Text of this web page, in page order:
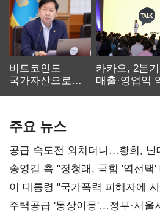
비트코인도
국가자산으로…'
카카오, 2분기
매출·영업익
주요 뉴스
공급 속도전 외치더니…황희, 난
리모델링' 제안
송영길 측 "정청래, 국힘 '역선
총선 지휘 못해"
이 대통령 "국가폭력 피해자에
진실 밝혀야"
주택공급 '동상이몽'…정부·서울